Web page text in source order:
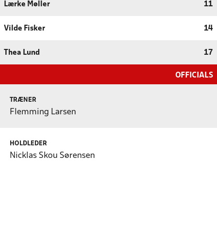
Lærke Møller 11
Vilde Fisker 14
Thea Lund 17
OFFICIALS
TRÆNER
Flemming Larsen
HOLDLEDER
Nicklas Skou Sørensen